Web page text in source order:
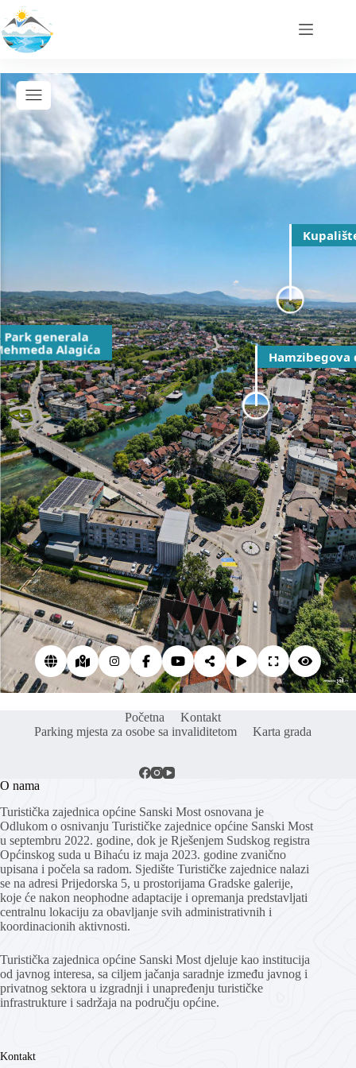
Početna
Kontakt
Parking mjesta za osobe sa invaliditetom
Karta grada
O nama
Turistička zajednica općine Sanski Most osnovana je
Odlukom o osnivanju Turističke zajednice općine Sanski Most
u septembru 2022. godine, dok je Rješenjem Sudskog registra
Općinskog suda u Bihaću iz maja 2023. godine zvanično
upisana i počela sa radom. Sjedište Turističke zajednice nalazi
se na adresi Prijedorska 5, u prostorijama Gradske galerije,
koje će nakon neophodne adaptacije i opremanja predstavljati
centralnu lokaciju za obavljanje svih administrativnih i
koordinacionih aktivnosti.
Turistička zajednica općine Sanski Most djeluje kao institucija
od javnog interesa, sa ciljem jačanja saradnje između javnog i
privatnog sektora u izgradnji i unapređenju turističke
infrastrukture i sadržaja na području općine.
Kontakt